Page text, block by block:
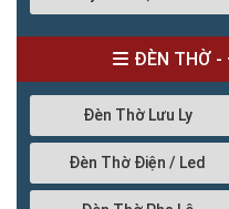
ĐÈN THỜ -
Đèn Thờ Lưu Ly
Đèn Thờ Điện / Led